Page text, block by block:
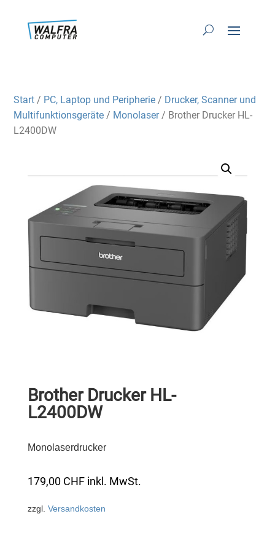
Start / PC, Laptop und Peripherie / Drucker, Scanner und
Multifunktionsgeräte / Monolaser/ Brother Drucker HL-
L2400DW
Brother Drucker HL-
L2400DW
Monolaserdrucker
179,00 CHF inkl. MwSt.
zzgl. Versandkosten